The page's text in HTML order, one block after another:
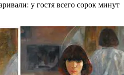
у гостя всего сорок минут